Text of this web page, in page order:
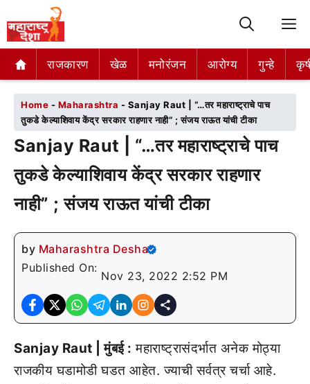
राजकारण खेळ मनोरंजन आरोग्य गुन्हे
राजकारण खेळ मनोरंजन आरोग्य गुन्हे
Home - Maharashtra - Sanjay Raut | “…तर महाराष्ट्राचे पाच
तुकडे केल्याशिवाय केंद्र सरकार राहणार नाही” ; संजय राऊत यांची टीका
Sanjay Raut | “…तर महाराष्ट्राचे पाच
तुकडे केल्याशिवाय केंद्र सरकार राहणार
नाही” ; संजय राऊत यांची टीका
by Maharashtra Desha
Published On:
Nov 23, 2022 2:52 PM
Sanjay Raut | मुंबई : महाराष्ट्रासंदर्भात अनेक मोठ्या
राजकीय घडामोडी घडत आहेत. ज्याची सर्वत्र चर्चा आहे.